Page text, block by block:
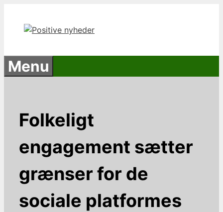
indhold
Menu
Folkeligt
engagement sætter
grænser for de
sociale platformes